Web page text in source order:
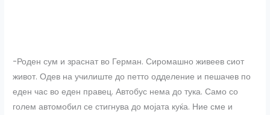
-Роден сум и зраснат во Герман. Сиромашно живеев сиот
живот. Одев на училиште до петто одделение и пешачев по
еден час во еден правец. Автобус нема до тука. Само со
голем автомобил се стигнува до мојата куќа. Ние сме и